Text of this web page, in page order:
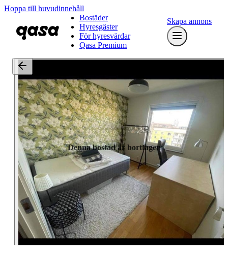
Hoppa till huvudinnehåll
Bostäder
Hyresgäster
För hyresvärdar
Qasa Premium
Skapa annons
Denna bostad är borttagen